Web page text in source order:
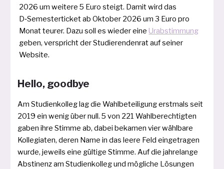
2026 um wei­te­re 5 Euro steigt. Damit wird das
D‑Semesterticket ab Oktober 2026 um 3 Euro pro
Monat teu­rer. Dazu soll es wie­der eine Urabstimmung
geben, ver­spricht der Studierendenrat auf sei­ner
Website.
Hello, goodbye
Am Studienkolleg lag die Wahlbeteiligung erst­mals seit
2019 ein wenig über null. 5 von 221 Wahlberechtigten
gaben ihre Stimme ab, dabei beka­men vier wähl­ba­re
Kollegiaten, deren Name in das lee­re Feld ein­ge­tra­gen
wur­de, jeweils eine gül­ti­ge Stimme. Auf die jah­re­lan­ge
Abstinenz am Studienkolleg und mög­li­che Lösungen